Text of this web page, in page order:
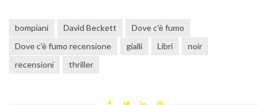
bompiani David Beckett
Dove c'è fumo
Dove c'è fumo recensione
gialli Libri
noir
recensioni
thriller